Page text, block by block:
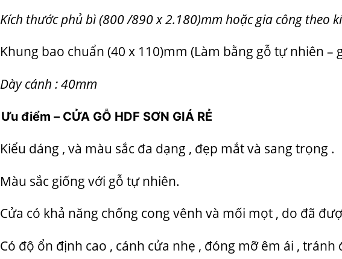
Kích thước phủ bì (800 /890 x 2.180)mm hoặc gia công theo
Khung bao chuẩn (40 x 110)mm (Làm bằng gỗ tự nhiên –
Dày cánh : 40mm
Ưu điểm – CỬA GỖ HDF SƠN GIÁ RẺ
Kiểu dáng , và màu sắc đa dạng , đẹp mắt và sang trọng .
Màu sắc giống với gỗ tự nhiên.
Cửa có khả năng chống cong vênh và mối mọt , do đã
Có độ ổn định cao , cánh cửa nhẹ , đóng mỡ êm ái ,